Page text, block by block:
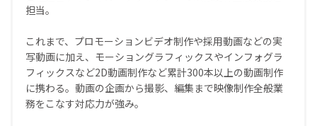
担当。
これまで、プロモーションビデオ制作や採用動画などの実
写動画に加え、モーショングラフィックスやインフォグラ
フィックスなど2D動画制作など累計300本以上の動画制作
に携わる。動画の企画から撮影、編集まで映像制作全般業
務をこなす対応力が強み。